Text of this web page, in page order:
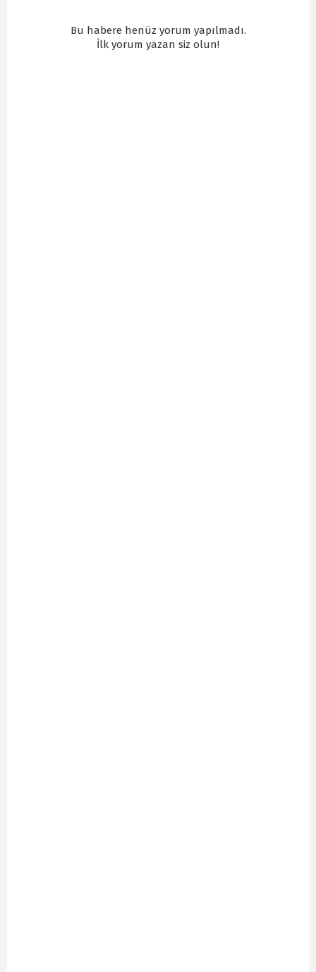
Bu habere henüz yorum yapılmadı.
İlk yorum yazan siz olun!